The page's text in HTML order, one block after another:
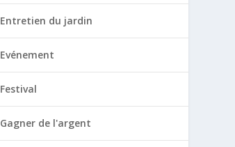
Entretien du jardin
Evénement
Festival
Gagner de l'argent